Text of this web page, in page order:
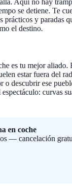
Aquí no hay
se detiene. Te
y paradas
el destino.
es tu mejor
estar fuera del
descubrir ese
curvas
en coche
— cancelación